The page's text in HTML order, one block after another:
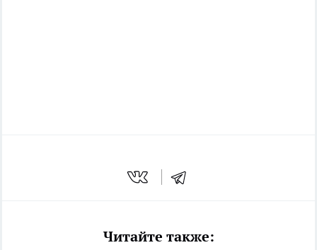
Читайте также: